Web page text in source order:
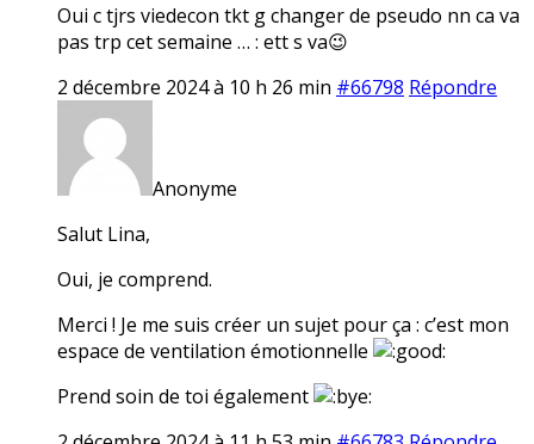
Oui c tjrs viedecon tkt g changer de pseudo nn ca va
pas trp cet semaine … : ett s va😉
2 décembre 2024 à 10 h 26 min #66798 Répondre
Anonyme
Salut Lina,
Oui, je comprend.
Merci ! Je me suis créer un sujet pour ça : c’est mon
espace de ventilation émotionnelle
Prend soin de toi également